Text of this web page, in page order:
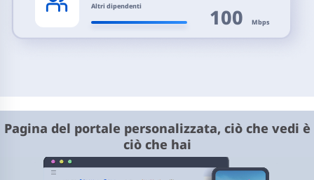
Altri dipendenti 100 Mbps
Pagina del portale personalizzata, ciò che vedi è
ciò che hai